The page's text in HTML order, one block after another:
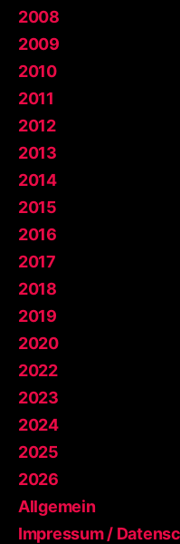
2008
2009
2010
2011
2012
2013
2014
2015
2016
2017
2018
2019
2020
2022
2023
2024
2025
2026
Allgemein
Impressum /